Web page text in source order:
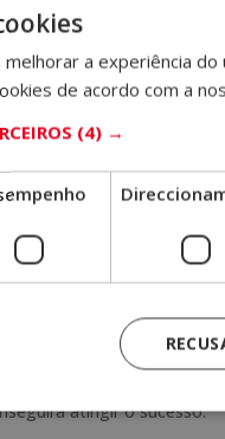
para que a
nossas relações
profundas em nós.
Em termos de
pessoa durante a
gestos e
diretrizes são muito
em que a
se refletir na
atingir o sucesso.
a experiência
de acordo com a
(4) →